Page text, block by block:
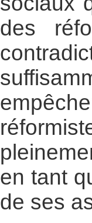
des
en tant
de ses